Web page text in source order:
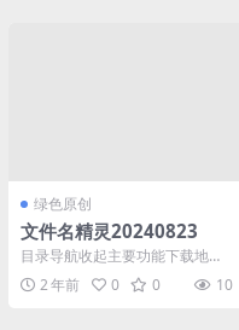
绿色原创
文件名精灵20240823
目录导航收起主要功能下载地址
目录导航收起主要功能下载地址
文件名精灵2024是一款...
2 年前 0 0 10